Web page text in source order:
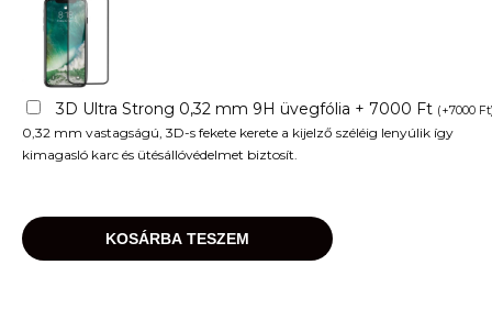
3D Ultra Strong 0,32 mm 9H üvegfólia + 7000 Ft (+7000 Ft
0,32 mm vastagságú, 3D-s fekete kerete a kijelző széléig lenyúlik így
kimagasló karc és ütésállóvédelmet biztosít.
KOSÁRBA TESZEM